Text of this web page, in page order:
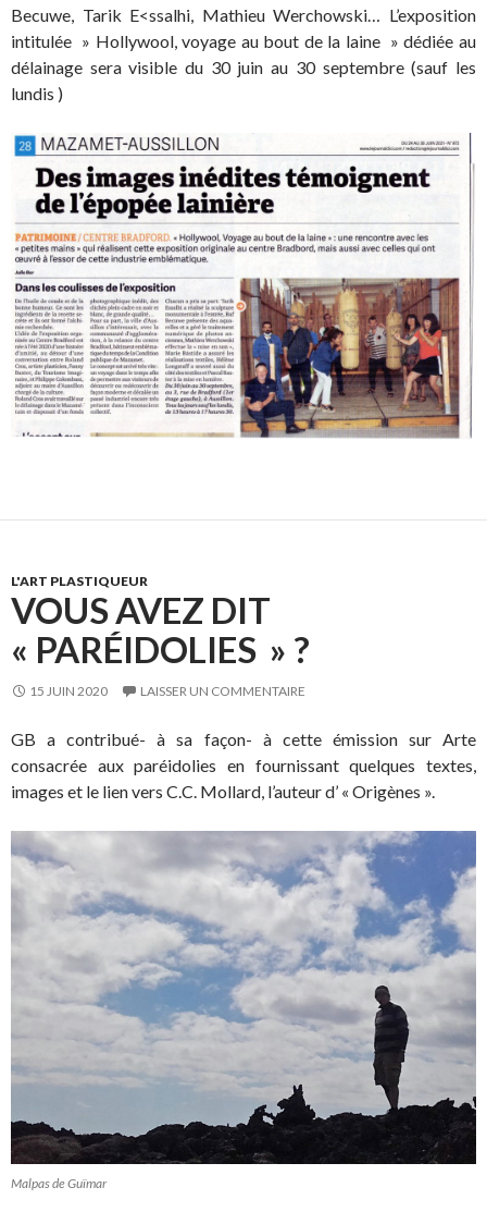
Becuwe, Tarik E<ssalhi, Mathieu Werchowski… L’exposition
intitulée » Hollywool, voyage au bout de la laine » dédiée au
délainage sera visible du 30 juin au 30 septembre (sauf les
lundis )
L'ART PLASTIQUEUR
VOUS AVEZ DIT
« PARÉIDOLIES » ?
15 JUIN 2020 LAISSER UN COMMENTAIRE
GB a contribué- à sa façon- à cette émission sur Arte
consacrée aux paréidolies en fournissant quelques textes,
images et le lien vers C.C. Mollard, l’auteur d’ « Origènes ».
Malpas de Guïmar